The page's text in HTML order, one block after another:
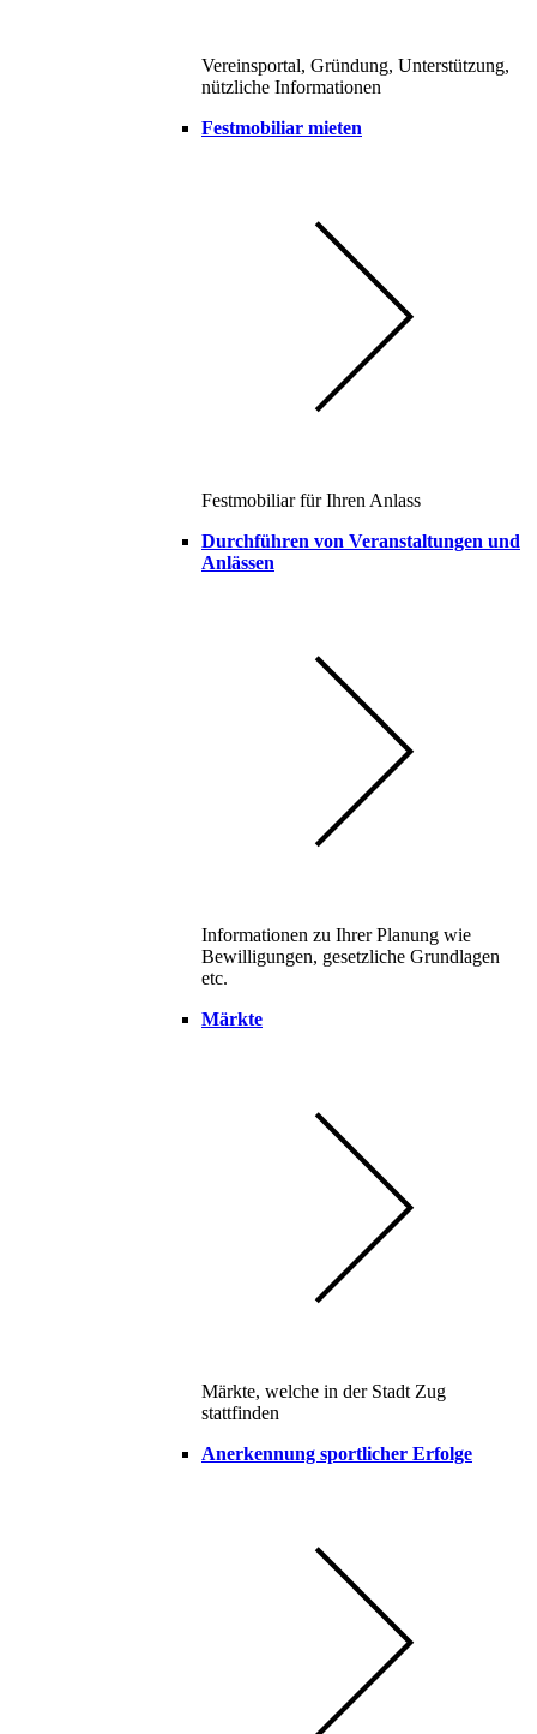
Vereinsportal, Gründung, Unterstützung,
nützliche Informationen
Festmobiliar mieten
Festmobiliar für Ihren Anlass
Durchführen von Veranstaltungen und
Anlässen
Informationen zu Ihrer Planung wie
Bewilligungen, gesetzliche Grundlagen
etc.
Märkte
Märkte, welche in der Stadt Zug
stattfinden
Anerkennung sportlicher Erfolge